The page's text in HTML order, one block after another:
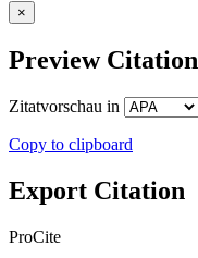
×
Preview Citation
Zitatvorschau in
Copy to clipboard
Export Citation
ProCite